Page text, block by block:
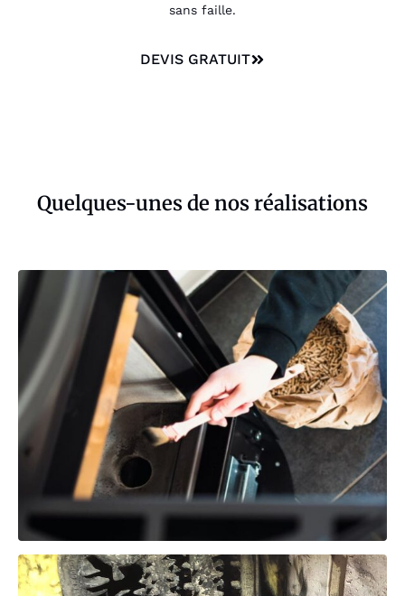
sans faille.
DEVIS GRATUIT
Quelques-unes de nos réalisations